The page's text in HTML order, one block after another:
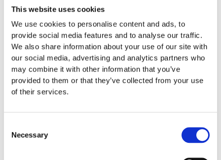
This website uses cookies
We use cookies to personalise content and ads, to
provide social media features and to analyse our traffic.
We also share information about your use of our site with
our social media, advertising and analytics partners who
may combine it with other information that you’ve
provided to them or that they’ve collected from your use
of their services.
Selection
Necessary
Specifikationer
Längd
Bredd
0,5 m